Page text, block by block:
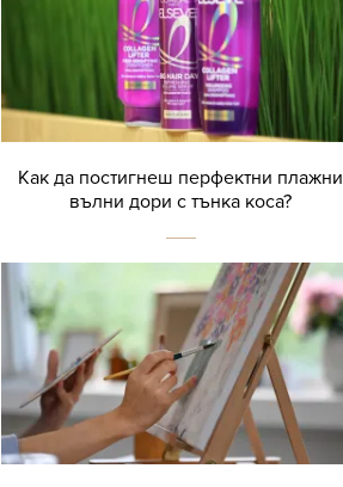
Как да постигнеш перфектни плажни
вълни дори с тънка коса?